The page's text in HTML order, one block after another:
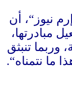
إرم نيوز “، أن
مبادرتها،
وربما تنبثق
ما نتمناه“.